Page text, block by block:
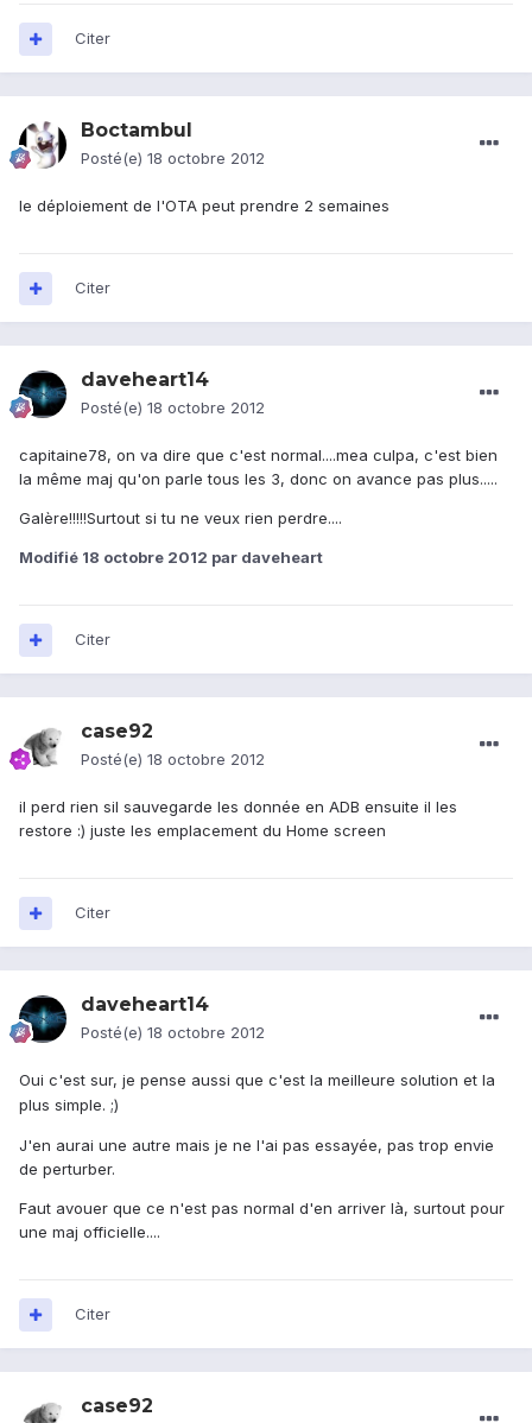
Citer
Boctambul
Posté(e) 18 octobre 2012
le déploiement de l'OTA peut prendre 2 semaines
Citer
daveheart14
Posté(e) 18 octobre 2012
capitaine78, on va dire que c'est normal....mea culpa, c'est bien
la même maj qu'on parle tous les 3, donc on avance pas plus.....
Galère!!!!!Surtout si tu ne veux rien perdre....
Modifié 18 octobre 2012 par daveheart
Citer
case92
Posté(e) 18 octobre 2012
il perd rien sil sauvegarde les donnée en ADB ensuite il les
restore :) juste les emplacement du Home screen
Citer
daveheart14
Posté(e) 18 octobre 2012
Oui c'est sur, je pense aussi que c'est la meilleure solution et la
plus simple. ;)
J'en aurai une autre mais je ne l'ai pas essayée, pas trop envie
de perturber.
Faut avouer que ce n'est pas normal d'en arriver là, surtout pour
une maj officielle....
Citer
case92